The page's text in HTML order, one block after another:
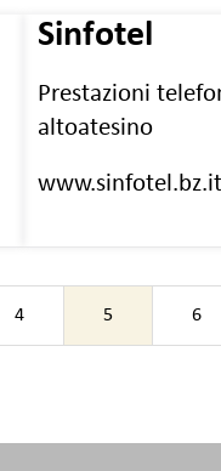
Sinfotel
Prestazioni
altoatesino
www.sinfotel.bz.it
4 5 6